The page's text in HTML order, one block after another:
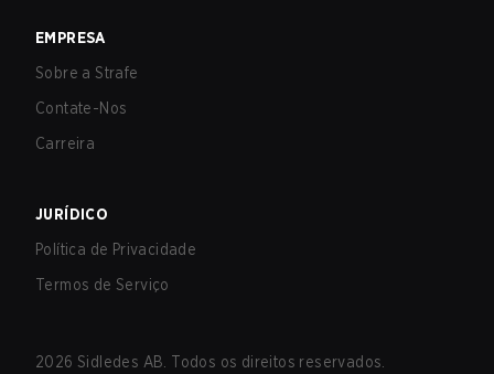
EMPRESA
Sobre a Strafe
Contate-Nos
Carreira
JURÍDICO
Política de Privacidade
Termos de Serviço
2026 Sidledes AB. Todos os direitos reservados.